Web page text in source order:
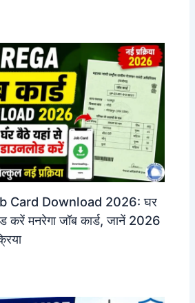
Card Download 2026: घर
करें मनरेगा जॉब कार्ड, जानें 2026